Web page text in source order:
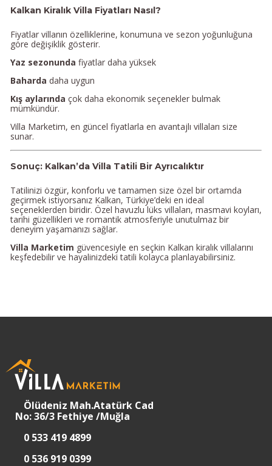
Kalkan Kiralık Villa Fiyatları Nasıl?
Fiyatlar villanın özelliklerine, konumuna ve sezon yoğunluğuna
göre değişiklik gösterir.
Yaz sezonunda fiyatlar daha yüksek
Baharda daha uygun
Kış aylarında çok daha ekonomik seçenekler bulmak
mümkündür.
Villa Marketim, en güncel fiyatlarla en avantajlı villaları size
sunar.
Sonuç: Kalkan’da Villa Tatili Bir Ayrıcalıktır
Tatilinizi özgür, konforlu ve tamamen size özel bir ortamda
geçirmek istiyorsanız Kalkan, Türkiye’deki en ideal
seçeneklerden biridir. Özel havuzlu lüks villaları, masmavi koyları,
tarihi güzellikleri ve romantik atmosferiyle unutulmaz bir
deneyim yaşamanızı sağlar.
Villa Marketim güvencesiyle en seçkin Kalkan kiralık villalarını
keşfedebilir ve hayalinizdeki tatili kolayca planlayabilirsiniz.
Ölüdeniz Mah.Atatürk Cad
No: 36/3 Fethiye /Muğla
0 533 419 4899
0 536 919 0399